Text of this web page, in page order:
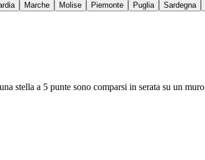
Marche Molise Piemonte Puglia Sardegna
stella a 5 punte sono comparsi in serata su un muro